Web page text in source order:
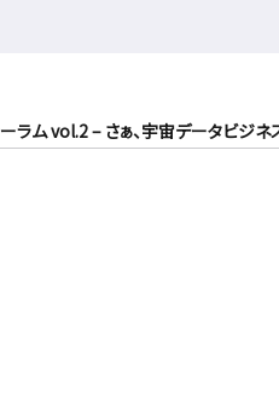
ラム vol.2 – さぁ、宇宙データビジ